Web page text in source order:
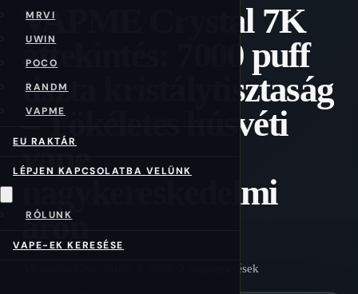
MRVI
UWIN
POCO
RANDM
VAPME
EU RAKTÁR
LÉPJEN KAPCSOLATBA VELÜNK
RÓLUNK
VAPE-EK KERESÉSE
VAPME Crystal 7K
áttekintés: 7000 puff
tiszta kristálytisztaság
– Tökéletes húsvéti
vape
nagykereskedelmi
áron
2 megjegyzések